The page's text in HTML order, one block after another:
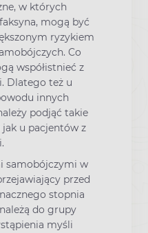
w których
mogą być
ryzykiem
Co
współistnieć z
Dlatego też u
innych
podjąć takie
u pacjentów z
samobójczymi w
przed
stopnia
do grupy
myśli